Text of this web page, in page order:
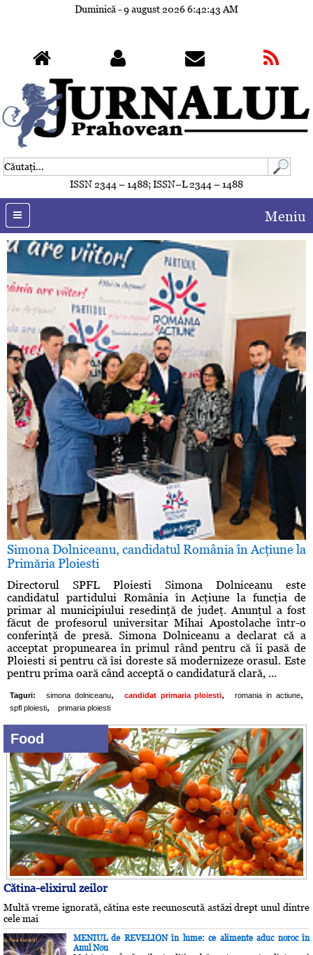
Duminică - 9 august 20266:42:43 AM
ISSN 2344 – 1488; ISSN–L 2344 – 1488
Meniu
Simona Dolniceanu, candidatul România în Acţiune la
Primăria Ploiesti
Directorul SPFL Ploiesti Simona Dolniceanu este
candidatul partidului România în Acţiune la funcţia de
primar al municipiului resedinţă de judeţ. Anunţul a fost
făcut de profesorul universitar Mihai Apostolache într-o
conferinţă de presă. Simona Dolniceanu a declarat că a
acceptat propunearea în primul rând pentru că îi pasă de
Ploiesti si pentru că îsi doreste să modernizeze orasul. Este
pentru prima oară când acceptă o candidatură clară, ...
Taguri: simona dolniceanu, candidat primaria ploiesti, romania in actiune,
spfl ploiesti, primaria ploiesti
Food
Cătina-elixirul zeilor
Multă vreme ignorată, cătina este recunoscută astăzi drept unul dintre
cele mai
MENIUL de REVELION în lume: ce alimente aduc noroc în
Anul Nou